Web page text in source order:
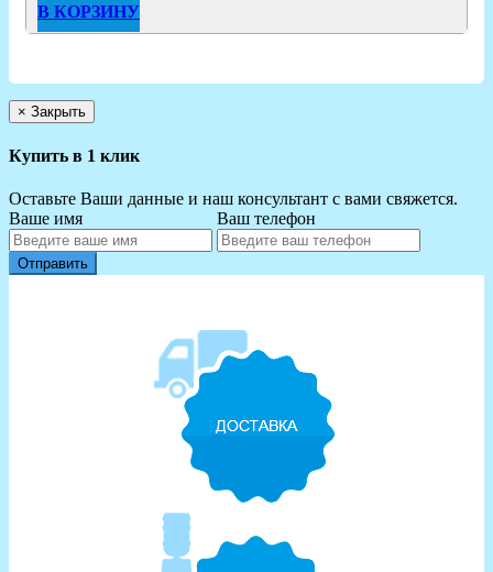
В КОРЗИНУ
× Закрыть
Купить в 1 клик
Оставьте Ваши данные и наш консультант с вами свяжется.
Ваше имя
Ваш телефон
Отправить